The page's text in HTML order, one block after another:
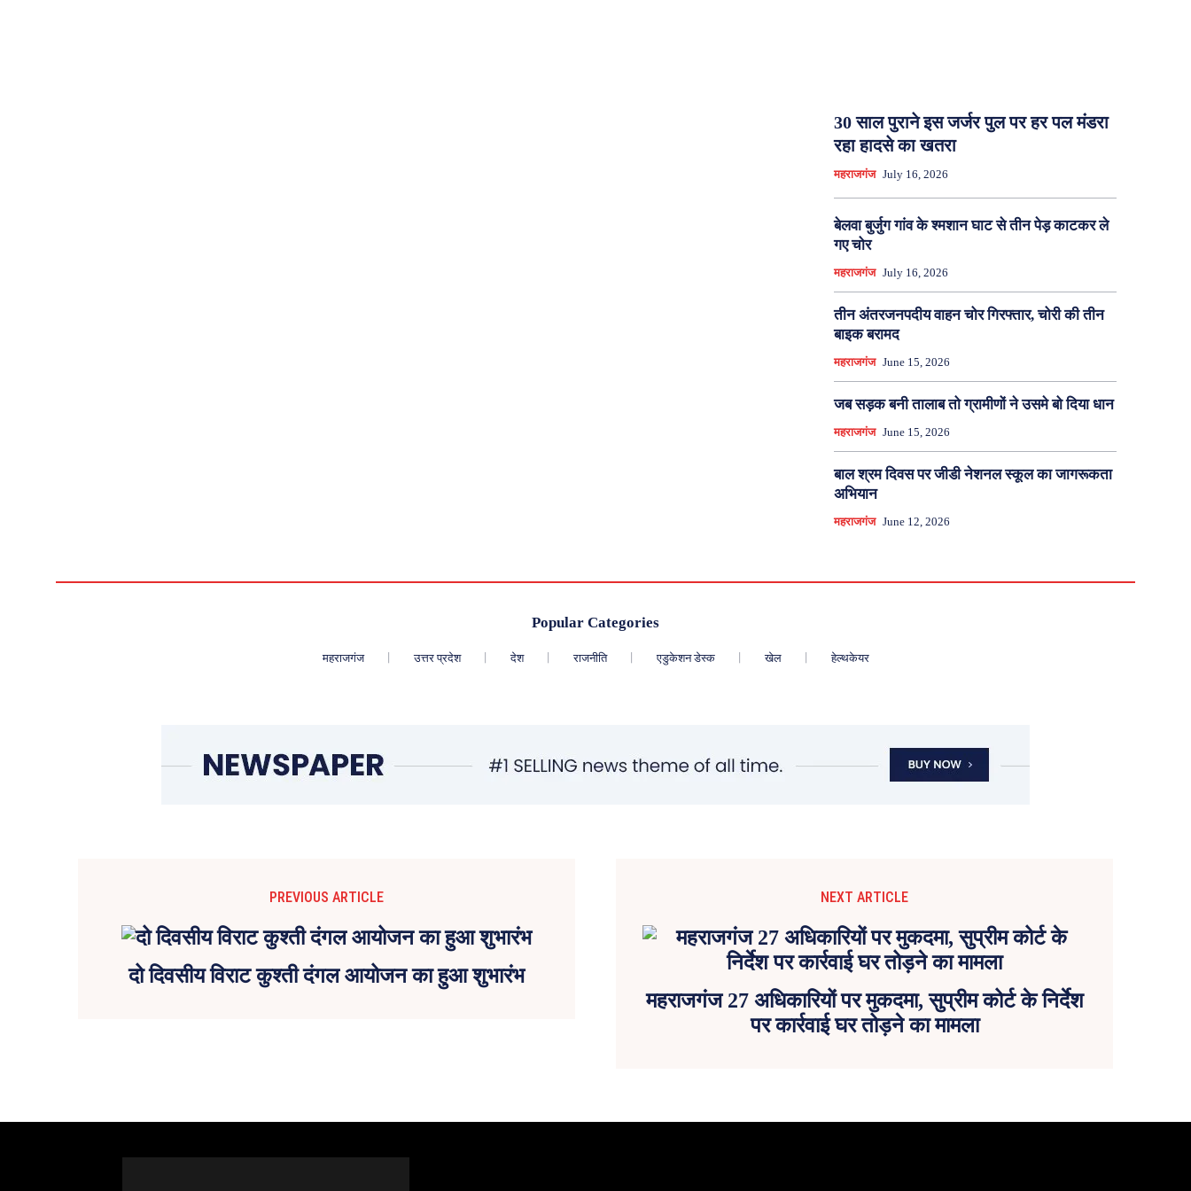
30 साल पुराने इस जर्जर पुल पर हर पल मंडरा
रहा हादसे का खतरा
महराजगंज July 16, 2026
बेलवा बुर्जुग गांव के श्मशान घाट से तीन पेड़ काटकर ले
गए चोर
महराजगंज July 16, 2026
तीन अंतरजनपदीय वाहन चोर गिरफ्तार, चोरी की तीन
बाइक बरामद
महराजगंज June 15, 2026
जब सड़क बनी तालाब तो ग्रामीणों ने उसमे बो दिया धान
महराजगंज June 15, 2026
बाल श्रम दिवस पर जीडी नेशनल स्कूल का जागरूकता
अभियान
महराजगंज June 12, 2026
Popular Categories
महराजगंज उत्तर प्रदेश देश राजनीति एडुकेशन डेस्क खेल हेल्थकेयर
PREVIOUS ARTICLE
दो दिवसीय विराट कुश्ती दंगल आयोजन का हुआ शुभारंभ
NEXT ARTICLE
महराजगंज 27 अधिकारियों पर मुकदमा, सुप्रीम कोर्ट के निर्देश
पर कार्रवाई घर तोड़ने का मामला